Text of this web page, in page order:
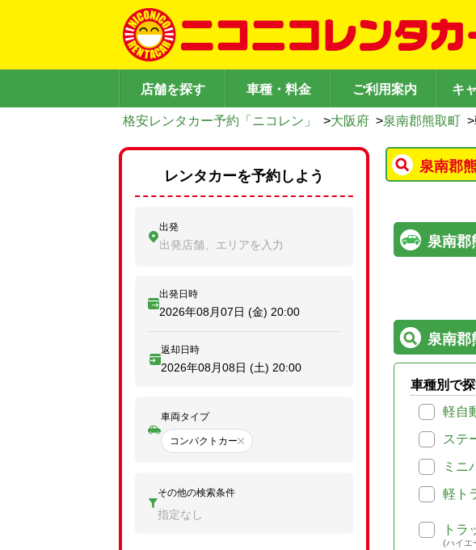
店舗を探す 車種・料金 ご利用案内 キ
格安レンタカー予約「ニコレン」 >大阪府 >泉南郡熊取町 >
泉南郡
泉南郡
泉南郡
車種別で
軽自
ステ
ミニ
軽ト
トラ
(ハイエ
レンタカーを予約しよう
出発
出発店舗、エリアを入力
出発日時
2026年08月07日 (金) 20:00
返却日時
2026年08月08日 (土) 20:00
車両タイプ
コンパクトカー
その他の検索条件
指定なし